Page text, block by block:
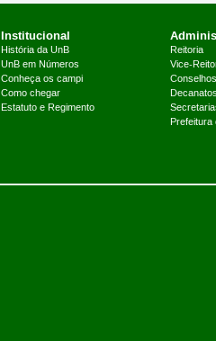
Institucional
História da UnB
UnB em Números
Conheça os campi
Como chegar
Estatuto e Regimento
Reitoria
Vice-
Decanatos
Prefeitura